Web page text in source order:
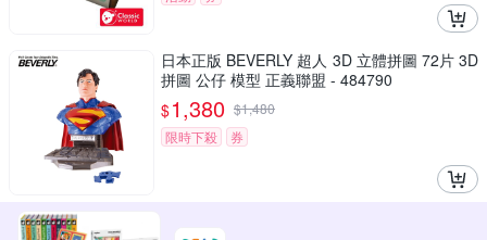
日本正版 BEVERLY 超人 3D 立體拼圖 72片 3D
拼圖 公仔 模型 正義聯盟 - 484790
$1,380 $1,480
限時下殺
券